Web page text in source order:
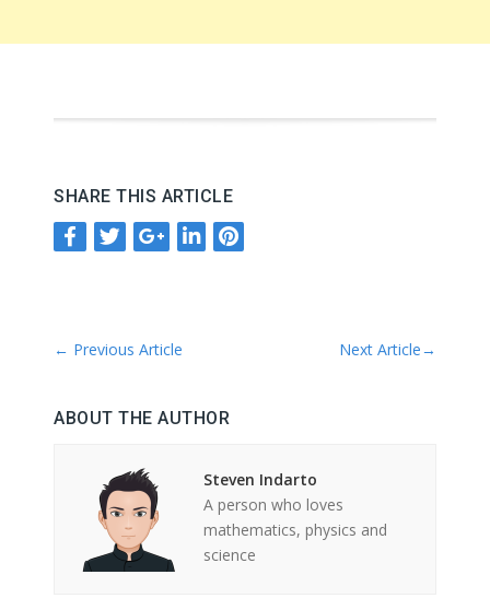
SHARE THIS ARTICLE
← Previous Article Next Article→
ABOUT THE AUTHOR
Steven Indarto
A person who loves
mathematics, physics and
science